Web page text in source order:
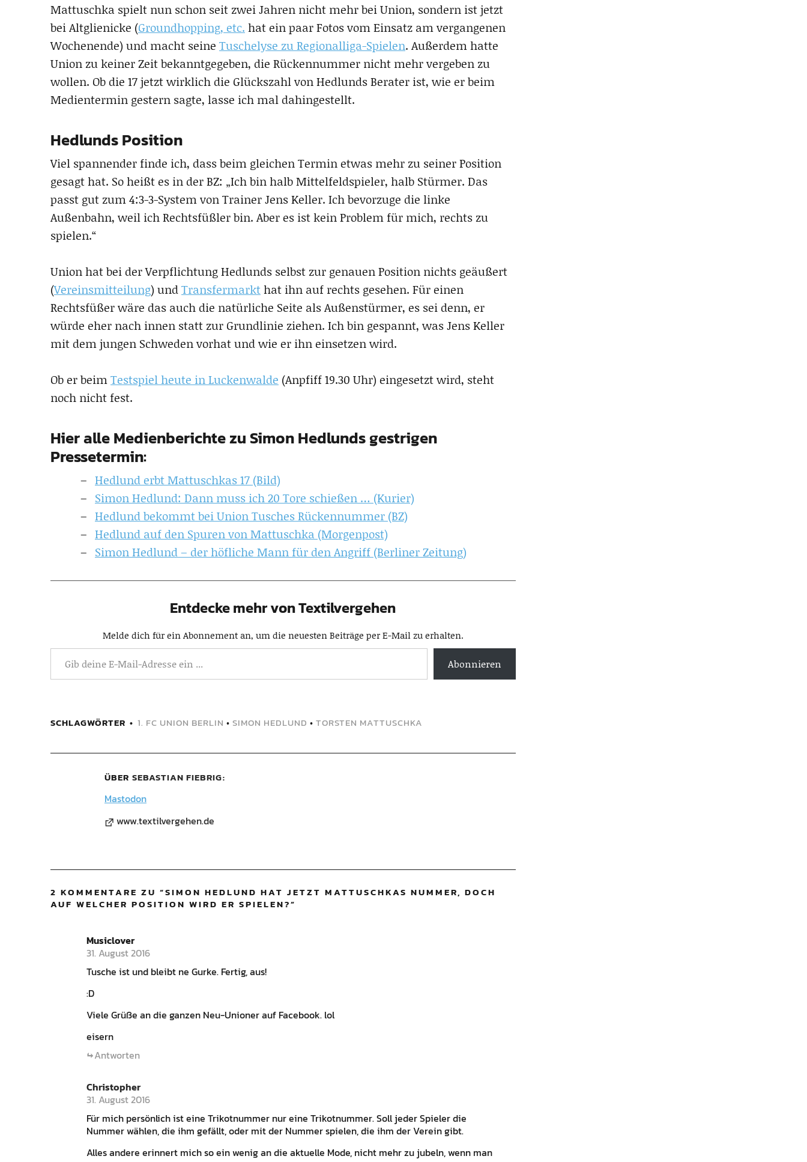
Mattuschka spielt nun schon seit zwei Jahren nicht mehr bei Union, sondern ist jetzt
bei Altglienicke (Groundhopping, etc. hat ein paar Fotos vom Einsatz am vergangenen
Wochenende) und macht seine Tuschelyse zu Regionalliga-Spielen. Außerdem hatte
Union zu keiner Zeit bekanntgegeben, die Rückennummer nicht mehr vergeben zu
wollen. Ob die 17 jetzt wirklich die Glückszahl von Hedlunds Berater ist, wie er beim
Medientermin gestern sagte, lasse ich mal dahingestellt.
Hedlunds Position
Viel spannender finde ich, dass beim gleichen Termin etwas mehr zu seiner Position
gesagt hat. So heißt es in der BZ: „Ich bin halb Mittelfeldspieler, halb Stürmer. Das
passt gut zum 4:3-3-System von Trainer Jens Keller. Ich bevorzuge die linke
Außenbahn, weil ich Rechtsfüßler bin. Aber es ist kein Problem für mich, rechts zu
spielen.“
Union hat bei der Verpflichtung Hedlunds selbst zur genauen Position nichts geäußert
(Vereinsmitteilung) undTransfermarkthat ihn auf rechts gesehen. Für einen
Rechtsfüßer wäre das auch die natürliche Seite als Außenstürmer, es sei denn, er
würde eher nach innen statt zur Grundlinie ziehen. Ich bin gespannt, was Jens Keller
mit dem jungen Schweden vorhat und wie er ihn einsetzen wird.
Ob er beimTestspiel heute in Luckenwalde (Anpfiff 19.30 Uhr) eingesetzt wird, steht
noch nicht fest.
Hier alle Medienberichte zu Simon Hedlunds gestrigen
Pressetermin:
Hedlund erbt Mattuschkas 17 (Bild)
Simon Hedlund: Dann muss ich 20 Tore schießen … (Kurier)
Hedlund bekommt bei Union Tusches Rückennummer (BZ)
Hedlund auf den Spuren von Mattuschka (Morgenpost)
Simon Hedlund – der höfliche Mann für den Angriff (Berliner Zeitung)
Entdecke mehr von Textilvergehen
Melde dich für ein Abonnement an, um die neuesten Beiträge per E-Mail zu erhalten.
Abonnieren
SCHLAGWÖRTER 1. FC UNION BERLIN • SIMON HEDLUND • TORSTEN MATTUSCHKA
ÜBER SEBASTIAN FIEBRIG
Mastodon
www.textilvergehen.de
2 KOMMENTARE ZU “SIMON HEDLUND HAT JETZT MATTUSCHKAS NUMMER, DOCH
AUF WELCHER POSITION WIRD ER SPIELEN?”
Musiclover
31. August 2016
Tusche ist und bleibt ne Gurke. Fertig, aus!
:D
Viele Grüße an die ganzen Neu-Unioner auf Facebook. lol
eisern
Antworten
Christopher
31. August 2016
Für mich persönlich ist eine Trikotnummer nur eine Trikotnummer. Soll jeder Spieler die
Nummer wählen, die ihm gefällt, oder mit der Nummer spielen, die ihm der Verein gibt.
Alles andere erinnert mich so ein wenig an die aktuelle Mode, nicht mehr zu jubeln, wenn man